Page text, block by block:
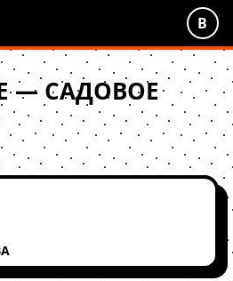
В
— САДОВОЕ